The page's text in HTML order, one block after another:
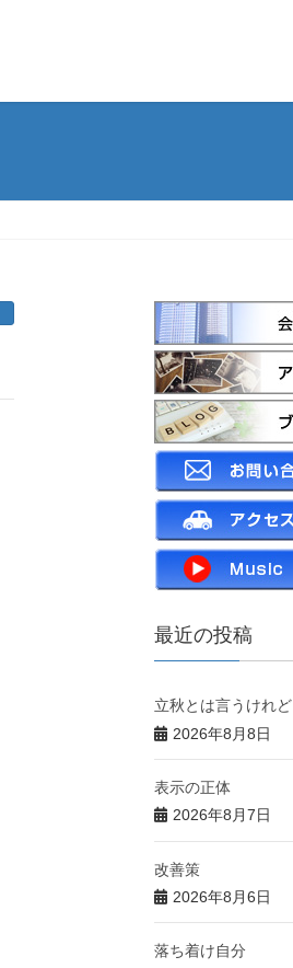
最近の投稿
立秋とは言うけれど
2026年8月8日
表示の正体
2026年8月7日
改善策
2026年8月6日
落ち着け自分